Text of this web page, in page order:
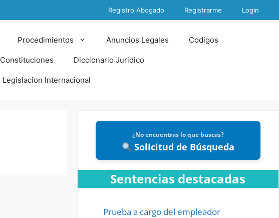
Registro Abogado Registrarme Login
Procedimientos Anuncios Legales Codigos
Constituciones Diccionario Juridico
Legislacion Internacional
¿No encuentras lo que buscas?
Solicitud de Búsqueda
Sentencias destacadas
Prueba a cargo del empleador